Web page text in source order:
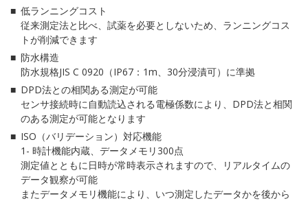
低ランニングコスト
従来測定法と比べ、試薬を必要としないため、ランニングコス
トが削減できます
防水構造
防水規格JIS C 0920（IP67：1m、30分浸漬可）に準拠
DPD法との相関ある測定が可能
センサ接続時に自動読込される電極係数により、DPD法と相関
のある測定が可能となります
ISO（バリデーション）対応機能
時計機能内蔵、データメモリ300点
測定値とともに日時が常時表示されますので、リアルタイムの
データ観察が可能
またデータメモリ機能により、いつ測定したデータかを後から